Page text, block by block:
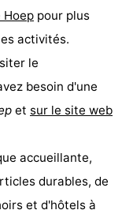
Hoep pour plus
activités.
le
besoin d'une
et sur le site web
accueillante,
durables, de
et d'hôtels à